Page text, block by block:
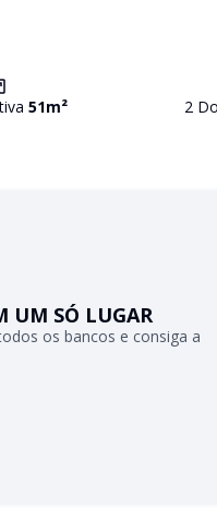
51m² 2
UM SÓ LUGAR
os bancos e consiga a